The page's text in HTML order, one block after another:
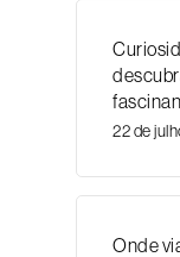
22 de
Onde